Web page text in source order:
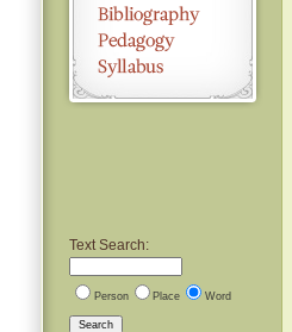
Text Search:
Person Place Word
Search